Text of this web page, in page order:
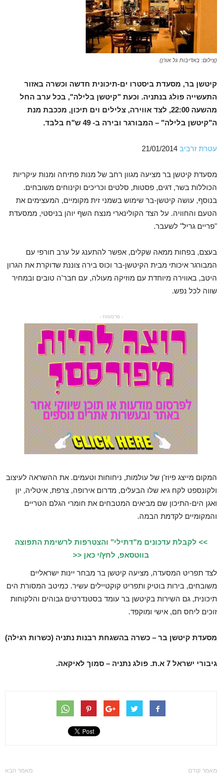
(צילום: באדיבות גל אורן)
קיטשן בר, מסעדת ביסטרו ים-תיכונית חדשה וכשרה באזור
התעשייה פולג בנתניה. וכעת "קיטשן בלילה", בכל ערב החל
מהשעה 22:00, לצד אווירה, צלילים וים תיכון, מככבת מנת
ה"קיטשן בלילה" – המבורגר ובירה ב- 49 ש"ח בלבד.
עטרת זרביב
מסעדת קיטשן בר מציעה מגוון רחב של מנות פתיחה ומנות עיקריות
הכוללות בשר, דגים, פסטות, סלטים וכריכים וקינוחים משובחים.
בנוסף, עושה קיטשן-בר שימוש בשמני זית מקומיים, המעצימים את
הטעם והחוויה. על הצד הקולינארי מנצח השף יוהן בניסטי, ממסעדת
"פריים גריל" לשעבר.
בעצם, בפחות ממאה שקלים, אפשר להתענג על ערב חורפי עם
המבורגר איכותי מבית הקיטשן-בר וכוס בירה צוננת שדוקרת את הגרון
היטב, באווירה מיוחדת עם מוזיקה מעולה, עם חבר'ה טובים ובמחיר
שווה לכל נפש.
- פרסומת -
המקום מייצג פיוז'ן של עולמות, ניחוחות וטעמים. את ההשראה לעיצוב
ולקונספט לקח גיא שלו הבעלים, מדרום אירופה, צרפת, איטליה, יון
ואגן הים-התיכון שם מביאים המטבחים את חומרי הגלם הטריים
והמקומיים לקדמת הבמה.
>> לקבלת עדכונים מ"דתילי" והצטרפות לרשימת התפוצה
בווטסאפ, לחץ/י כאן <<
לצד תפריט המסעדה, מציעה קיטשן בר מבחר יינות ישראליים
משובחים, בירות בוטיק ותפריט קוקטיילים עשיר. כמיטב המסורת הים
תיכונית, גם השירות בקיטשן בר עומד בסטנדרטים גבוהים והלקוחות
זוכים ליחס חם, אישי ומוקפד.
מסעדת קיטשן בר – כשרה בהשגחת רבנות נתניה (כשרות רגילה)
גיבורי ישראל 7 א.ת. פולג נתניה – סמוך לאיקאה.
מאמר קודם מאמר הבא